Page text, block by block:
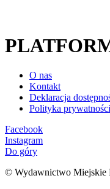
O nas
Kontakt
Deklaracja
Polityka prywatności
Facebook
Instagram
Do góry
© Wydawnictwo Miejskie